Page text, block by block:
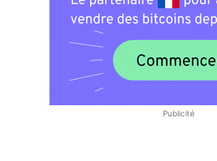
Publicité